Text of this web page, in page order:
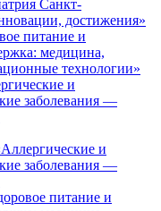
Санкт-
достижения»
питание и
медицина,
технологии»
и
заболевания —
и
заболевания —
питание и